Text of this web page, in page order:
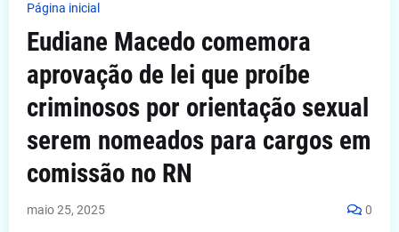
Página inicial
Eudiane Macedo comemora
aprovação de lei que proíbe
criminosos por orientação sexual
serem nomeados para cargos em
comissão no RN
maio 25, 2025 0